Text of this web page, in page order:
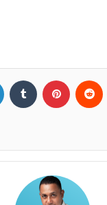
LinkedIn Tumblr Pinterest